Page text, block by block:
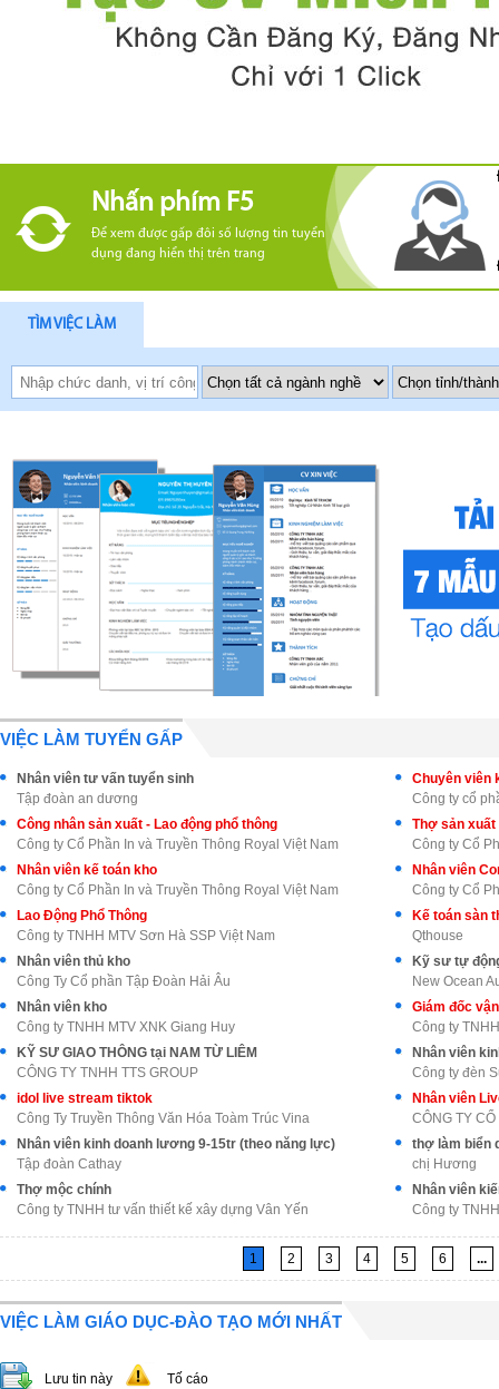
Nhấn phím F5
Để xem được gấp đôi số lượng tin tuyển
dụng đang hiển thị trên trang
TÌM VIỆC LÀM
VIỆC LÀM TUYỂN GẤP
Nhân viên tư vấn tuyển sinh
Tập đoàn an dương
Công ty cổ
Công nhân sản xuất - Lao động phổ thông
Công ty Cổ Phần In và Truyền Thông Royal Việt Nam
Thợ sản xuất
Công ty Cổ
Nhân viên kế toán kho
Công ty Cổ Phần In và Truyền Thông Royal Việt Nam
Nhân viên
Công ty Cổ
Lao Động Phổ Thông
Công ty TNHH MTV Sơn Hà SSP Việt Nam
Kế toán sàn
Qthouse
Nhân viên thủ kho
Công Ty Cổ phần Tập Đoàn Hải Âu
Kỹ sư tự
New Ocean
Nhân viên kho
Công ty TNHH MTV XNK Giang Huy
Giám đốc
Công ty
KỸ SƯ GIAO THÔNG tại NAM TỪ LIÊM
CÔNG TY TNHH TTS GROUP
Nhân viên
Công ty đèn
idol live stream tiktok
Công Ty Truyền Thông Văn Hóa Toàm Trúc Vina
Nhân viên kinh doanh lương 9-15tr (theo năng lực)
Tập đoàn Cathay
thợ làm biển
chị Hương
Thợ mộc chính
Công ty TNHH tư vấn thiết kế xây dựng Vân Yến
Nhân viên
Công ty
1 2 3 4 5 6 ...
VIỆC LÀM GIÁO DỤC-ĐÀO TẠO MỚI NHẤT
Lưu tin này Tố cáo